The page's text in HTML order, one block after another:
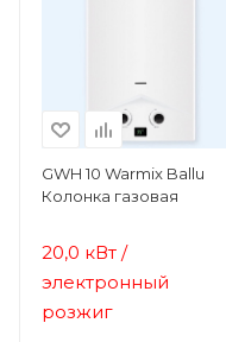
GWH 10 Warmix Ballu
Колонка газовая
20,0 кВт /
электронный
розжиг